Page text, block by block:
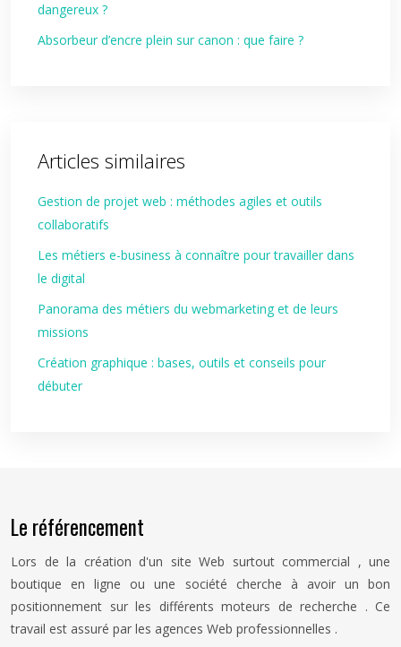
dangereux ?
Absorbeur d’encre plein sur canon : que faire ?
Articles similaires
Gestion de projet web : méthodes agiles et outils
collaboratifs
Les métiers e-business à connaître pour travailler dans
le digital
Panorama des métiers du webmarketing et de leurs
missions
Création graphique : bases, outils et conseils pour
débuter
Le référencement
Lors de la création d'un site Web surtout commercial , une
boutique en ligne ou une société cherche à avoir un bon
positionnement sur les différents moteurs de recherche . Ce
travail est assuré par les agences Web professionnelles .